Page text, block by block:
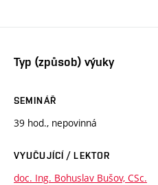
Typ (způsob) výuky
SEMINÁŘ
39 hod., nepovinná
VYUČUJÍCÍ / LEKTOR
doc. Ing. Bohuslav Bušov, CSc.